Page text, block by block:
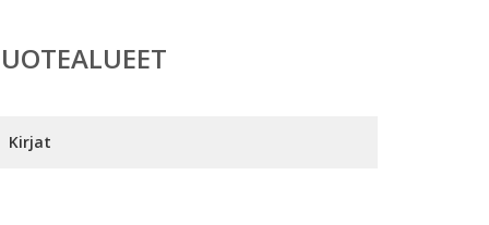
Kirjat